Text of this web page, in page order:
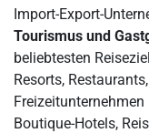
Import-Export-
Tourismus und
beliebtesten
Resorts,
Boutique-Hotels,